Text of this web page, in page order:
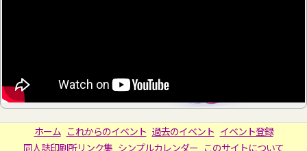
ホーム これからのイベント 過去のイベント イベント登録
同人誌印刷所リンク集 シンプルカレンダー このサイトについて